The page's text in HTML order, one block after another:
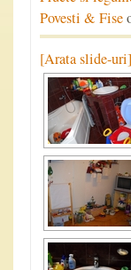
Povesti & Fise
[Arata slide-uri]